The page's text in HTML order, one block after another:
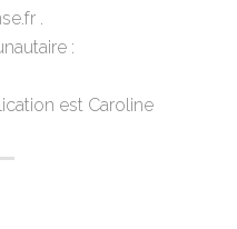
.
:
est Caroline